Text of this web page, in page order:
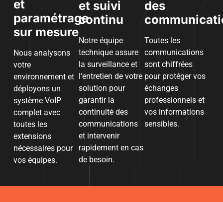
et
paramétrage
sur mesure
Nous analysons
votre
environnement et
déployons un
système VoIP
complet avec
toutes les
extensions
nécessaires pour
vos équipes.
et suivi
continu
Notre équipe
technique assure
la surveillance et
l’entretien de votre
solution pour
garantir la
continuité des
communications
et intervenir
rapidement en cas
de besoin.
des
Toutes les
communications
sont chiffrées
pour protéger vos
échanges
professionnels et
vos informations
sensibles.